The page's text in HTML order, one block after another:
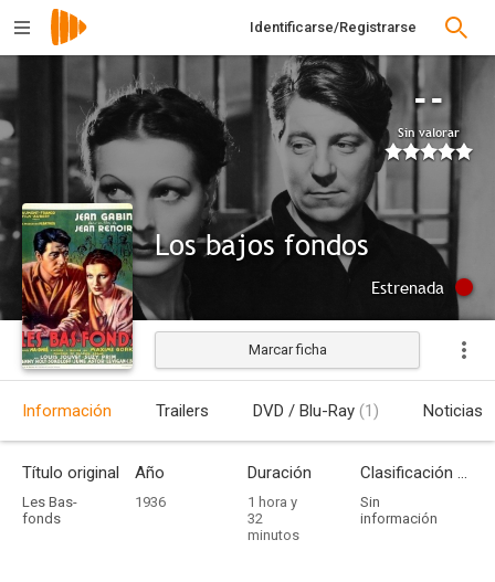
Identificarse/Registrarse
--
Sin valorar
Los bajos fondos
Estrenada
Marcar ficha
Información Trailers DVD / Blu-Ray (1) Noticias
Título original
Les Bas-
fonds
Año
1936
Duración
1 hora y
32
minutos
Clasificación por edades
Sin
información